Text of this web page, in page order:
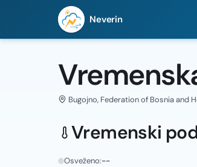
Neverin
Bugojno, Federation of Bosnia and
Vremenski
Osveženo:--